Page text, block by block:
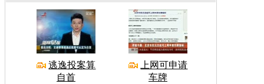
逃逸投案算
自首
上网可申请
车牌